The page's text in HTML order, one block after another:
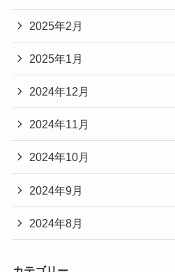
2025年2月
2025年1月
2024年12月
2024年11月
2024年10月
2024年9月
2024年8月